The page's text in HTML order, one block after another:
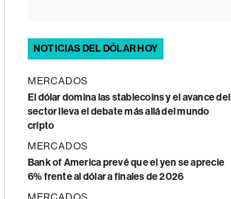
NOTICIAS DEL DÓLAR HOY
MERCADOS
El dólar domina las stablecoins y el avance del
sector lleva el debate más allá del mundo
cripto
MERCADOS
Bank of America prevé que el yen se aprecie
6% frente al dólar a finales de 2026